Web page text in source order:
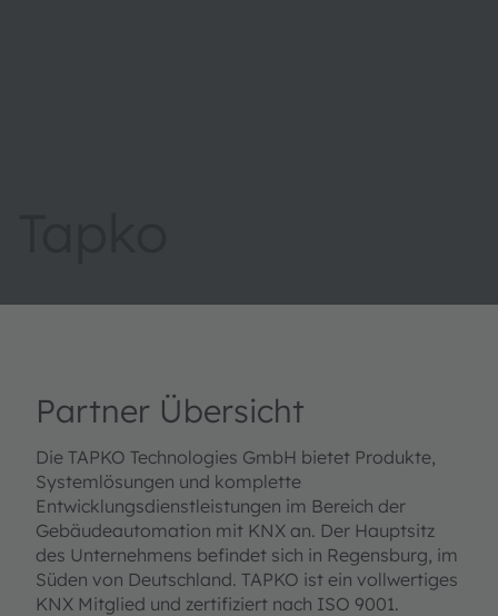
Partner Übersicht
Die TAPKO Technologies GmbH bietet Produkte,
Systemlösungen und komplette
Entwicklungsdienstleistungen im Bereich der
Gebäudeautomation mit KNX an. Der Hauptsitz
des Unternehmens befindet sich in Regensburg, im
Süden von Deutschland. TAPKO ist ein vollwertiges
KNX Mitglied und zertifiziert nach ISO 9001.